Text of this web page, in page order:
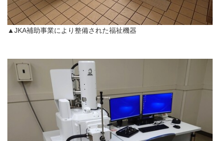
▲JKA補助事業により整備された福祉機器